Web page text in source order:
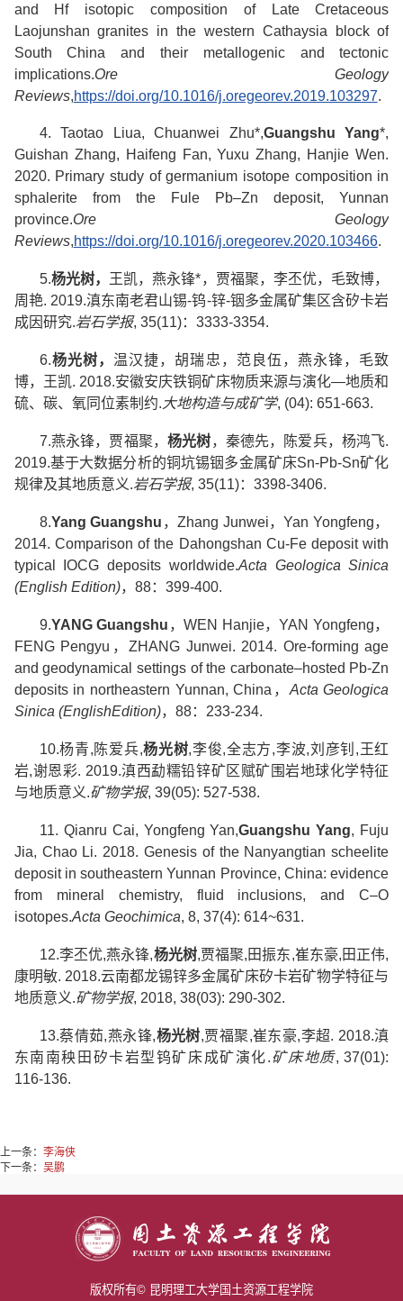
and Hf isotopic composition of Late Cretaceous
Laojunshan granites in the western Cathaysia block of
South China and their metallogenic and tectonic
implications.Ore Geology
Reviews,https://doi.org/10.1016/j.oregeorev.2019.103297.
4. Taotao Liua, Chuanwei Zhu*,Guangshu Yang*,
Guishan Zhang, Haifeng Fan, Yuxu Zhang, Hanjie Wen.
2020. Primary study of germanium isotope composition in
sphalerite from the Fule Pb–Zn deposit, Yunnan
province.Ore Geology
Reviews,https://doi.org/10.1016/j.oregeorev.2020.103466.
5.杨光树， 王凯，燕永锋*，贾福聚，李丕优，毛致博，
周艳. 2019.滇东南老君山锡-钨-锌-铟多金属矿集区含矽卡岩
成因研究.岩石学报, 35(11)： 3333-3354.
6.杨光树， 温汉捷，胡瑞忠，范良伍，燕永锋，毛致
博，王凯. 2018.安徽安庆铁铜矿床物质来源与演化—地质和
硫、碳、氧同位素制约. 大地构造与成矿学, (04): 651-663.
7.燕永锋，贾福聚，杨光树，秦德先，陈爱兵，杨鸿飞.
2019.基于大数据分析的铜坑锡铟多金属矿床Sn-Pb-Sn矿化
规律及其地质意义.岩石学报, 35(11)： 3398-3406.
8.Yang Guangshu ，Zhang Junwei，Yan Yongfeng，
2014. Comparison of the Dahongshan Cu-Fe deposit with
typical IOCG deposits worldwide.Acta Geologica Sinica
(English Edition)， 88： 399-400.
9.YANG Guangshu ，WEN Hanjie，YAN Yongfeng，
FENG Pengyu ，ZHANG Junwei. 2014. Ore-forming age
and geodynamical settings of the carbonate–hosted Pb-Zn
deposits in northeastern Yunnan, China ， Acta Geologica
Sinica (EnglishEdition)， 88： 233-234.
10.杨青, 陈爱兵,杨光树,李俊,全志方,李波,刘彦钊 , 王红
岩,谢恩彩. 2019.滇西勐糯铅锌矿区赋矿围岩地球化学特征
与地质意义.矿物学报, 39(05): 527-538.
11. Qianru Cai, Yongfeng Yan,Guangshu Yang, Fuju
Jia, Chao Li. 2018. Genesis of the Nanyangtian scheelite
deposit in southeastern Yunnan Province, China: evidence
from mineral chemistry, fluid inclusions, and C–O
isotopes.Acta Geochimica, 8, 37(4): 614~631.
12.李丕优,燕永锋,杨光树,贾福聚,田振东,崔东豪,田正伟,
康明敏. 2018.云南都龙锡锌多金属矿床矽卡岩矿物学特征与
地质意义.矿物学报, 2018, 38(03): 290-302.
13.蔡倩茹,燕永锋,杨光树,贾福聚,崔东豪,李超. 2018.滇
东南南秧田矽卡岩型钨矿床成矿演化. 矿床地质, 37(01):
116-136.
上一条： 李海侠
下一条： 吴鹏
版权所有© 昆明理工大学国土资源工程学院